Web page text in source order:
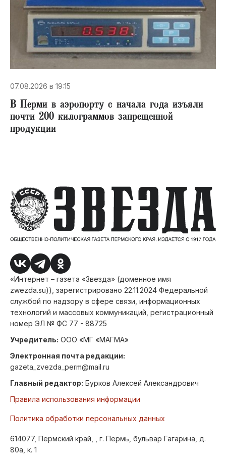
07.08.2026 в 19:15
В Перми в аэропорту с начала года изъяли
почти 200 килограммов запрещенной
продукции
«Интернет – газета «Звезда» (доменное имя
zwezda.su)), зарегистрировано 22.11.2024 Федеральной
службой по надзору в сфере связи, информационных
технологий и массовых коммуникаций, регистрационный
номер ЭЛ № ФС 77 - 88725
Учредитель: ООО «МГ «МАГМА»
Электронная почта редакции:
gazeta_zvezda_perm@mail.ru
Главный редактор: Бурков Алексей Александрович
Правила использования информации
Политика обработки персональных данных
614077, Пермский край, , г. Пермь, бульвар Гагарина, д.
80а, к. 1